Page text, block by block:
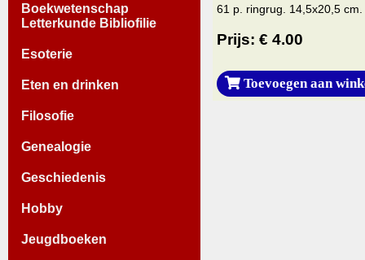
Boekwetenschap
Letterkunde Bibliofilie
Esoterie
Eten en drinken
Filosofie
Genealogie
Geschiedenis
Hobby
Jeugdboeken
61 p. ringrug. 14,5x20,5
Prijs: € 4.00
Toevoegen aan